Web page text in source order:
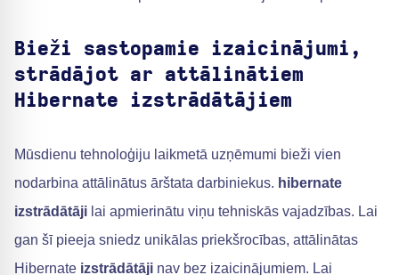
Bieži sastopamie izaicinājumi,
strādājot ar attālinātiem
Hibernate izstrādātājiem
Mūsdienu tehnoloģiju laikmetā uzņēmumi bieži vien
nodarbina attālinātus ārštata darbiniekus. hibernate
izstrādātāji lai apmierinātu viņu tehniskās vajadzības. Lai
gan šī pieeja sniedz unikālas priekšrocības, attālinātas
Hibernate izstrādātāji nav bez izaicinājumiem. Lai